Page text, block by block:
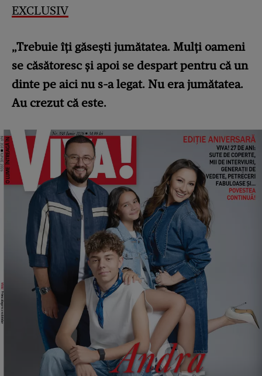
EXCLUSIV
„Trebuie îți găsești jumătatea. Mulți oameni
se căsătoresc și apoi se despart pentru că un
dinte pe aici nu s-a legat. Nu era jumătatea.
Au crezut că este.